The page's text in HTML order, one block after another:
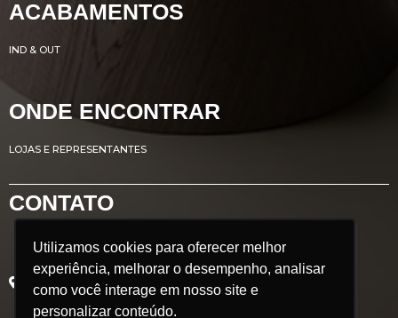
Utilizamos cookies para oferecer melhor
experiência, melhorar o desempenho, analisar
como você interage em nosso site e
personalizar conteúdo.
Utilizamos cookies para oferecer melhor
experiência, melhorar o desempenho, analisar
como você interage em nosso site e
personalizar conteúdo.
ACABAMENTOS
IND & OUT
ONDE ENCONTRAR
LOJAS E REPRESENTANTES
CONTATO
Avenida Renato Azeredo, 435
Ribeirão das Neves - MG
Brasil
CEP: 33.880.302